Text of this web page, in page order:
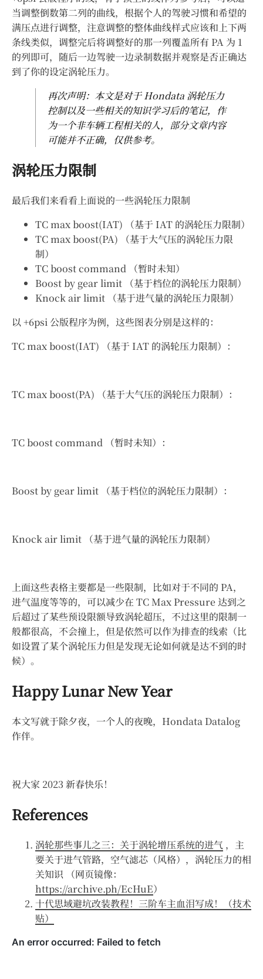
当调整倒数第二列的曲线，根据个人的驾驶习惯和希望的
满压点进行调整，注意调整的整体曲线样式应该和上下两
条线类似，调整完后将调整好的那一列覆盖所有 PA 为 1
的列即可，随后一边驾驶一边录制数据并观察是否正确达
到了你的设定涡轮压力。
再次声明：本文是对于 Hondata 涡轮压力
控制以及一些相关的知识学习后的笔记，作
为一个非车辆工程相关的人，部分文章内容
可能并不正确，仅供参考。
涡轮压力限制
最后我们来看看上面说的一些涡轮压力限制
TC max boost(IAT) （基于 IAT 的涡轮压力限制）
TC max boost(PA) （基于大气压的涡轮压力限
制）
TC boost command （暂时未知）
Boost by gear limit （基于档位的涡轮压力限制）
Knock air limit （基于进气量的涡轮压力限制）
以 +6psi 公版程序为例，这些图表分别是这样的：
TC max boost(IAT) （基于 IAT 的涡轮压力限制）：
TC max boost(PA) （基于大气压的涡轮压力限制）：
TC boost command （暂时未知）：
Boost by gear limit （基于档位的涡轮压力限制）：
Knock air limit （基于进气量的涡轮压力限制）
上面这些表格主要都是一些限制，比如对于不同的 PA，
进气温度等等的，可以减少在 TC Max Pressure 达到之
后超过了某些预设限额导致涡轮超压，不过这里的限制一
般都很高，不会撞上，但是依然可以作为排查的线索（比
如设置了某个涡轮压力但是发现无论如何就是达不到的时
候）。
Happy Lunar New Year
本文写就于除夕夜，一个人的夜晚，Hondata Datalog
作伴。
祝大家 2023 新春快乐！
References
涡轮那些事儿之三：关于涡轮增压系统的进气 ，主
要关于进气管路，空气滤芯（风格），涡轮压力的相
关知识 （网页镜像：
https://archive.ph/EcHuE）
十代思域避坑改装教程！三阶车主血泪写成！（技术
贴）